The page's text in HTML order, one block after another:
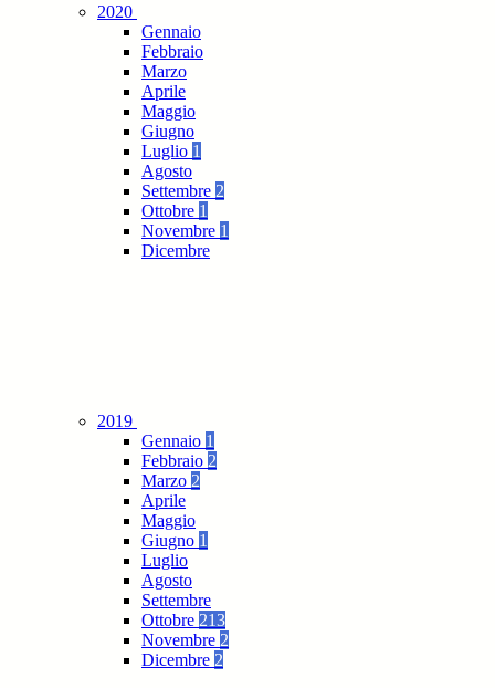
2020
Gennaio
Febbraio
Marzo
Aprile
Maggio
Giugno
Luglio 1
Agosto
Settembre 2
Ottobre 1
Novembre 1
Dicembre
2019
Gennaio 1
Febbraio 2
Marzo 2
Aprile
Maggio
Giugno 1
Luglio
Agosto
Settembre
Ottobre 213
Novembre 2
Dicembre 2